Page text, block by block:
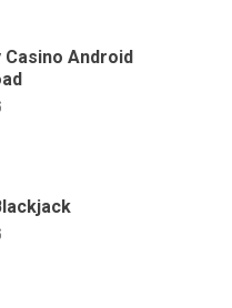
Casino Android